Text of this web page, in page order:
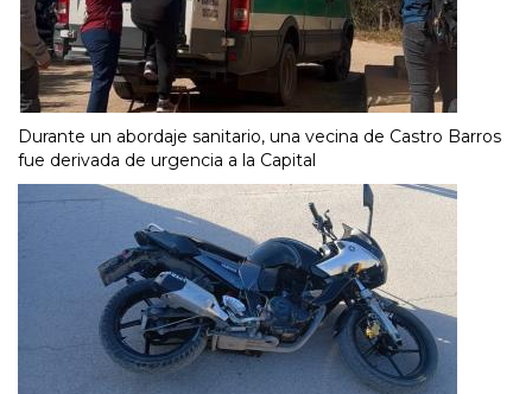
Durante un abordaje sanitario, una vecina de Castro Barros
fue derivada de urgencia a la Capital